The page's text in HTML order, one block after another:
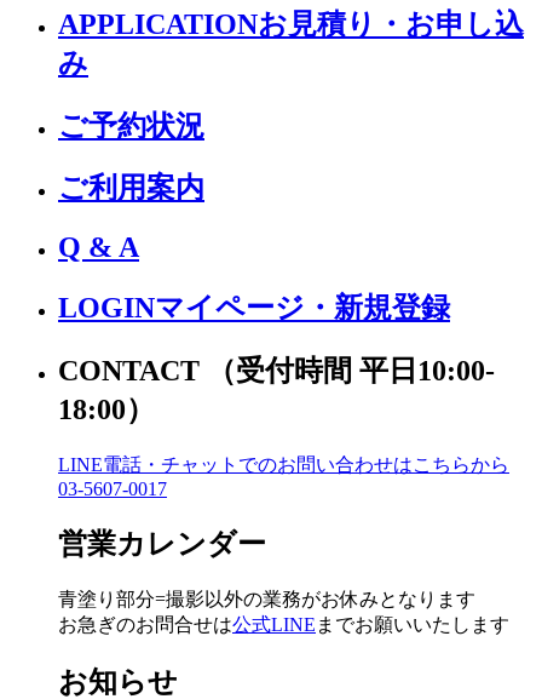
APPLICATIONお見積り・お申し込
み
ご予約状況
ご利用案内
Q & A
LOGINマイページ・新規登録
CONTACT
（受付時間 平日10:00-
18:00）
LINE電話・チャットでのお問い合わせはこちらから
03-5607-0017
営業カレンダー
青塗り 部分=撮影以外の業務がお休みとなります
お急ぎのお問合せは公式LINE までお願いいたします
お知らせ